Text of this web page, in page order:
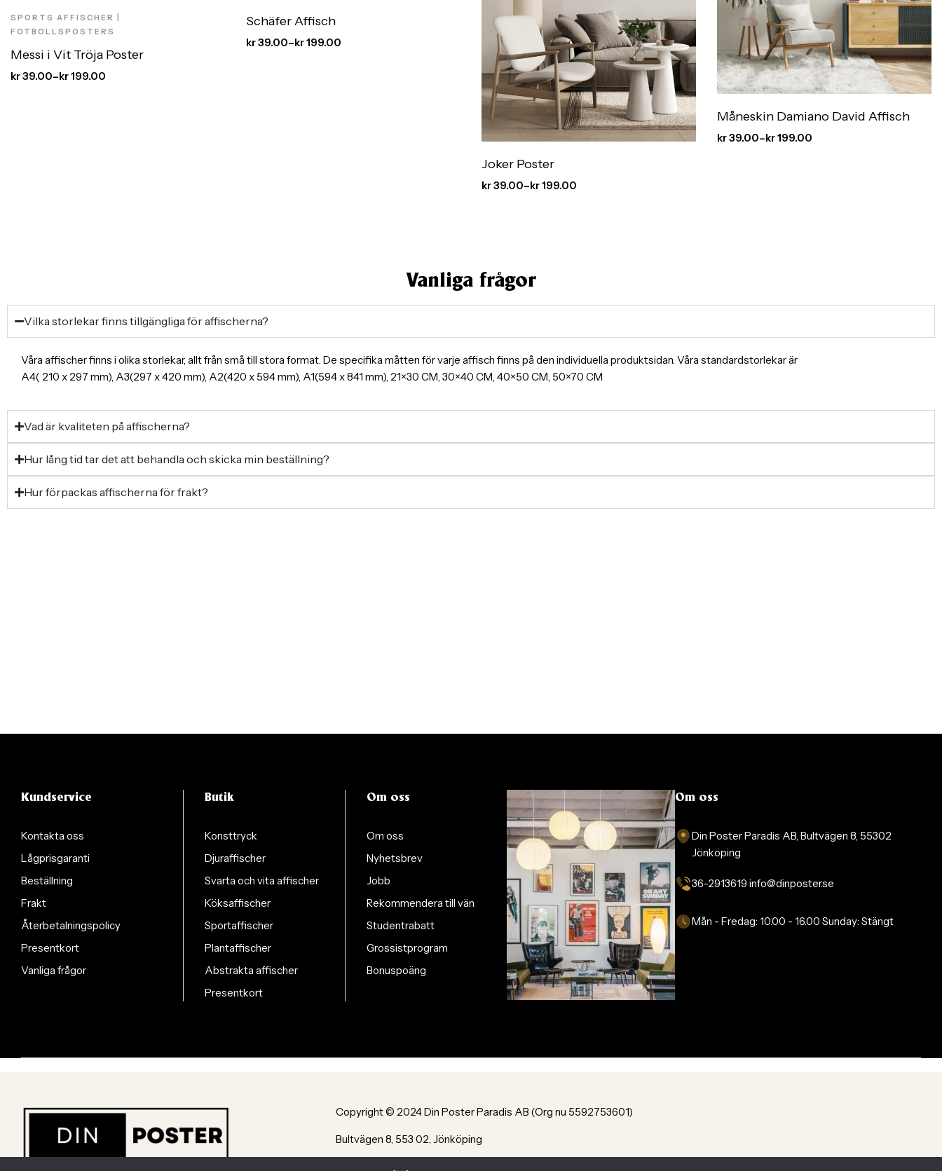
SPORTS AFFISCHER |
FOTBOLLSPOSTERS
Messi i Vit Tröja Poster
kr39.00–kr199.00
Schäfer Affisch
kr39.00–kr199.00
Joker Poster
kr39.00–kr199.00
Måneskin Damiano David Affisch
kr39.00–kr199.00
Vanliga frågor
Vilka storlekar finns tillgängliga för affischerna?
Våra affischer finns i olika storlekar, allt från små till stora format. De specifika måtten för varje affisch finns på den individuella produktsidan. Våra standardstorlekar är
A4( 210 x 297 mm), A3(297 x 420 mm), A2(420 x 594 mm), A1(594 x 841 mm), 21×30 CM, 30×40 CM, 40×50 CM, 50×70 CM
Vad är kvaliteten på affischerna?
Hur lång tid tar det att behandla och skicka min beställning?
Hur förpackas affischerna för frakt?
Kundservice
Kontakta oss
Lågprisgaranti
Beställning
Frakt
Återbetalningspolicy
Presentkort
Vanliga frågor
Butik
Konsttryck
Djuraffischer
Svarta och vita affischer
Köksaffischer
Sportaffischer
Plantaffischer
Abstrakta affischer
Presentkort
Om oss
Om oss
Nyhetsbrev
Jobb
Rekommendera till vän
Studentrabatt
Grossistprogram
Bonuspoäng
Om oss
Din Poster Paradis AB, Bultvägen 8, 55302
Jönköping
36-2913619 info@dinposter.se​
Mån - Fredag:10.00 - 16.00Sunday:Stängt
Copyright © 2024 Din Poster Paradis AB (Org nu 5592753601)
Bultvägen 8, 553 02, Jönköping